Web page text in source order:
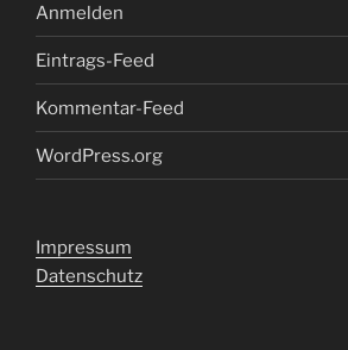
Anmelden
Eintrags-Feed
Kommentar-Feed
WordPress.org
Impressum
Datenschutz